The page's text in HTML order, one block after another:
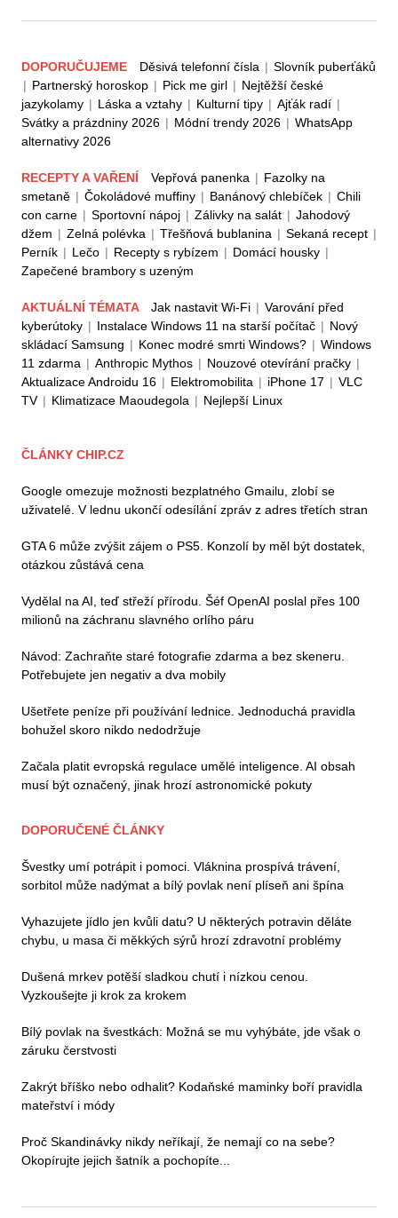
DOPORUČUJEME Děsivá telefonní čísla | Slovník puberťáků
| Partnerský horoskop | Pick me girl | Nejtěžší české
jazykolamy | Láska a vztahy | Kulturní tipy | Ajťák radí |
Svátky a prázdniny 2026 | Módní trendy 2026 | WhatsApp
alternativy 2026
RECEPTY A VAŘENÍ Vepřová panenka | Fazolky na
smetaně | Čokoládové muffiny | Banánový chlebíček | Chili
con carne | Sportovní nápoj | Zálivky na salát | Jahodový
džem | Zelná polévka | Třešňová bublanina | Sekaná recept |
Perník | Lečo | Recepty s rybízem | Domácí housky |
Zapečené brambory s uzeným
AKTUÁLNÍ TÉMATA Jak nastavit Wi-Fi | Varování před
kyberútoky | Instalace Windows 11 na starší počítač | Nový
skládací Samsung | Konec modré smrti Windows? | Windows
11 zdarma | Anthropic Mythos | Nouzové otevírání pračky |
Aktualizace Androidu 16 | Elektromobilita | iPhone 17 | VLC
TV | Klimatizace Maoudegola | Nejlepší Linux
ČLÁNKY CHIP.CZ
Google omezuje možnosti bezplatného Gmailu, zlobí se
uživatelé. V lednu ukončí odesílání zpráv z adres třetích stran
GTA 6 může zvýšit zájem o PS5. Konzolí by měl být dostatek,
otázkou zůstává cena
Vydělal na AI, teď střeží přírodu. Šéf OpenAI poslal přes 100
milionů na záchranu slavného orlího páru
Návod: Zachraňte staré fotografie zdarma a bez skeneru.
Potřebujete jen negativ a dva mobily
Ušetřete peníze při používání lednice. Jednoduchá pravidla
bohužel skoro nikdo nedodržuje
Začala platit evropská regulace umělé inteligence. AI obsah
musí být označený, jinak hrozí astronomické pokuty
DOPORUČENÉ ČLÁNKY
Švestky umí potrápit i pomoci. Vláknina prospívá trávení,
sorbitol může nadýmat a bílý povlak není plíseň ani špína
Vyhazujete jídlo jen kvůli datu? U některých potravin děláte
chybu, u masa či měkkých sýrů hrozí zdravotní problémy
Dušená mrkev potěší sladkou chutí i nízkou cenou.
Vyzkoušejte ji krok za krokem
Bílý povlak na švestkách: Možná se mu vyhýbáte, jde však o
záruku čerstvosti
Zakrýt bříško nebo odhalit? Kodaňské maminky boří pravidla
mateřství i módy
Proč Skandinávky nikdy neříkají, že nemají co na sebe?
Okopírujte jejich šatník a pochopíte...